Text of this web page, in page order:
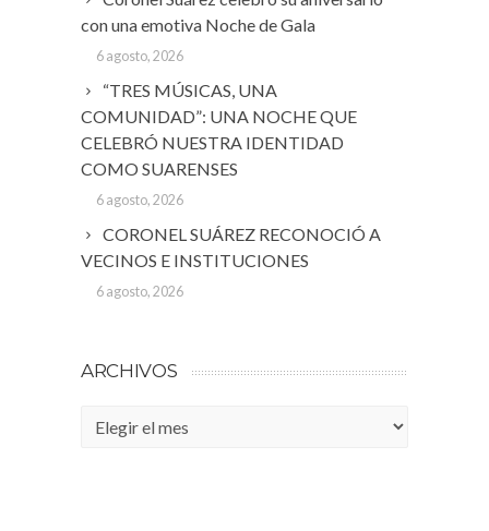
con una emotiva Noche de Gala
6 agosto, 2026
“TRES MÚSICAS, UNA
COMUNIDAD”: UNA NOCHE QUE
CELEBRÓ NUESTRA IDENTIDAD
COMO SUARENSES
6 agosto, 2026
CORONEL SUÁREZ RECONOCIÓ A
VECINOS E INSTITUCIONES
6 agosto, 2026
ARCHIVOS
Archivos